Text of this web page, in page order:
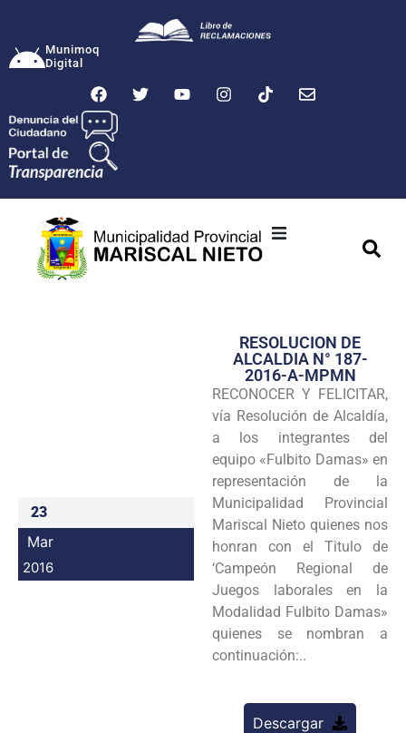
Munimoq
Digital
Transparencia
Seguridad
Programas
Intranet
23
Mar
2016
RESOLUCION DE
ALCALDIA N° 187-
2016-A-MPMN
RECONOCER Y FELICITAR,
vía Resolución de Alcaldía,
a los integrantes del
equipo «Fulbito Damas» en
representación de la
Municipalidad Provincial
Mariscal Nieto quienes nos
honran con el Titulo de
‘Campeón Regional de
Juegos laborales en la
Modalidad Fulbito Damas»
quienes se nombran a
continuación:..
Descargar